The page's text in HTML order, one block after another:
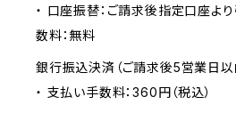
・ 口座振替：ご請求後指定口座よ
数料：無料
銀行振込決済（ご請求後5営業日以
・ 支払い手数料：360円（税込）